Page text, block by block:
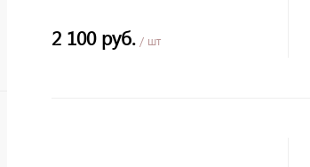
2 100 руб. / шт